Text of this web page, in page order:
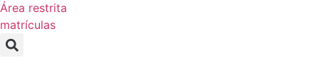
Área restrita
matrículas